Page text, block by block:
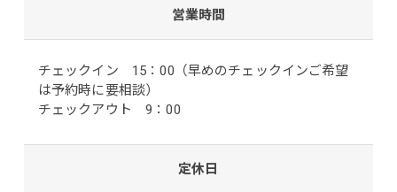
営業時間
チェックイン 15：00（早めのチェックインご希望
は予約時に要相談）
チェックアウト 9：00
定休日